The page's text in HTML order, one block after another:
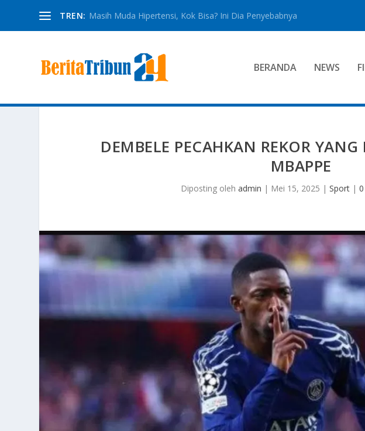
TREN: Masih Muda Hipertensi, Kok Bisa? Ini Dia Penyebabnya
BERANDA NEWS
DEMBELE PECAHKAN REKOR
MBAPPE
Diposting olehadmin | Mei 15, 2025 |Sport |